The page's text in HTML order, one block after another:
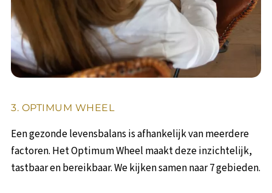
3. OPTIMUM WHEEL
Een gezonde levensbalans is afhankelijk van meerdere
factoren. Het Optimum Wheel maakt deze inzichtelijk,
tastbaar en bereikbaar. We kijken samen naar 7 gebieden.